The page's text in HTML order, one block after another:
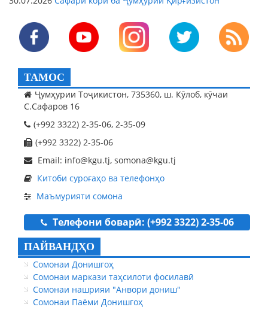
ТАМОС
Ҷумҳурии Тоҷикистон, 735360, ш. Кӯлоб, кӯчаи
С.Сафаров 16
(+992 3322) 2-35-06, 2-35-09
(+992 3322) 2-35-06
Email: info@kgu.tj, somona@kgu.tj
Китоби суроғаҳо ва телефонҳо
Маъмурияти сомона
Телефони боварӣ: (+992 3322) 2-35-06
ПАЙВАНДҲО
Сомонаи Донишгоҳ
Сомонаи маркази таҳсилоти фосилавӣ
Сомонаи нашрияи "Анвори дониш"
Сомонаи Паёми Донишгоҳ